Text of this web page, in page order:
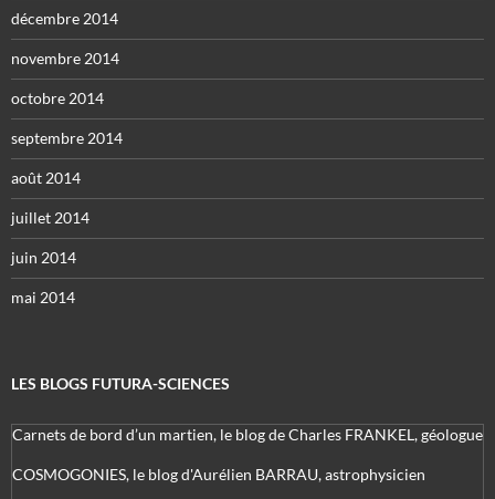
décembre 2014
novembre 2014
octobre 2014
septembre 2014
août 2014
juillet 2014
juin 2014
mai 2014
LES BLOGS FUTURA-SCIENCES
Carnets de bord d’un martien, le blog de Charles FRANKEL, géologue
COSMOGONIES, le blog d'Aurélien BARRAU, astrophysicien